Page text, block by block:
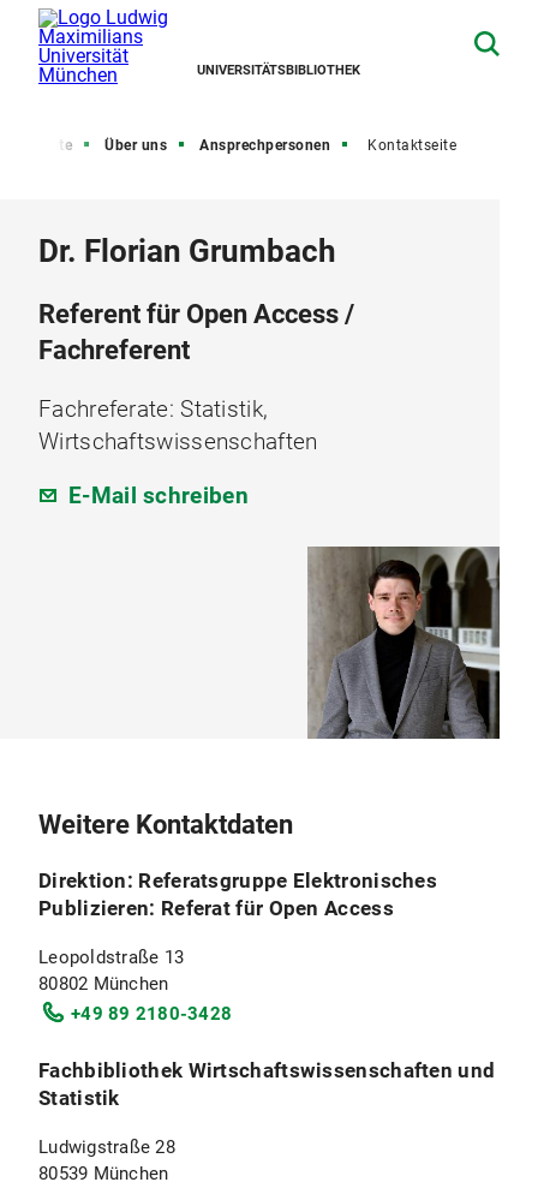
UNIVERSITÄTSBIBLIOTHEK
Startseite Über uns Ansprechpersonen Kontaktseite
Dr. Florian Grumbach
Referent für Open Access /
Fachreferent
Fachreferate: Statistik,
Wirtschaftswissenschaften
E-Mail schreiben
Weitere Kontaktdaten
Direktion: Referatsgruppe Elektronisches
Publizieren: Referat für Open Access
Leopoldstraße 13
80802 München
+49 89 2180-3428
Fachbibliothek Wirtschaftswissenschaften und
Statistik
Ludwigstraße 28
80539 München